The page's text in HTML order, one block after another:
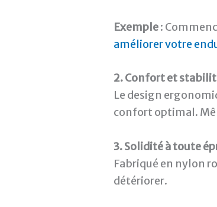
Exemple:
améliorer votre
2. Confort et
Le design
confort optimal.
3. Solidité à toute
Fabriqué en nylon
détériorer.